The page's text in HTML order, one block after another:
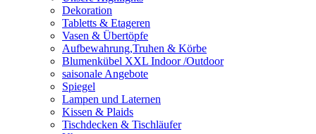
Dekoration
Tabletts & Etageren
Vasen & Übertöpfe
Aufbewahrung,Truhen & Körbe
Blumenkübel XXL Indoor /Outdoor
saisonale Angebote
Spiegel
Lampen und Laternen
Kissen & Plaids
Tischdecken & Tischläufer